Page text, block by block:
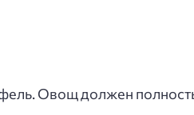
Овощ должен